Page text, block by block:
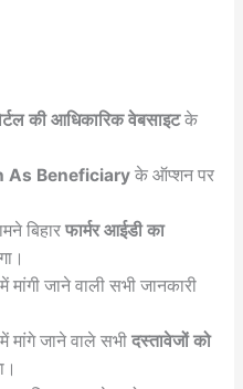
की आधिकारिक वेबसाइटके
As Beneficiary के ऑप्शन पर
बिहार फार्मर आईडी का
जाने वाली सभी जानकारी
मांगे जाने वाले सभी दस्तावेजों को